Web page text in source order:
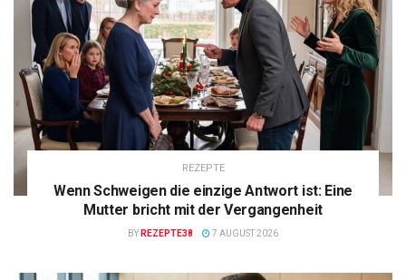
REZEPTE
Wenn Schweigen die einzige Antwort ist: Eine
Mutter bricht mit der Vergangenheit
BY REZEPTE38 7 AUGUST 2026